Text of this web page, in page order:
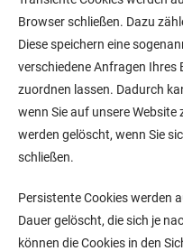
Browser schließen. Dazu
Diese speichern eine
verschiedene Anfragen Ihres
zuordnen lassen. Dadurch
wenn Sie auf unsere Website
werden gelöscht, wenn Sie
schließen.
Persistente Cookies werden
Dauer gelöscht, die sich je
können die Cookies in den